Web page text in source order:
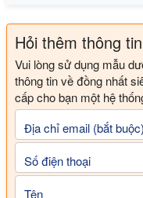
Hỏi thêm thông tin
Vui lòng sử dụng mẫu
thông tin về đồng nhất
cấp cho bạn một hệ
Địa chỉ email (bắt buộc)
Số điện thoại
Tên